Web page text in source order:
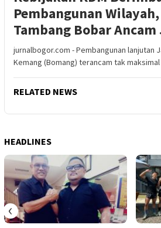
Pembangunan
Tambang Bobar
jurnalbogor.com - Pembangunan lanjutan
Kemang (Bomang) terancam tak
RELATED NEWS
HEADLINES
‹